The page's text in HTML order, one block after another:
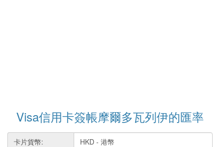
Visa信用卡簽帳摩爾多瓦列伊的匯率
卡片貨幣: